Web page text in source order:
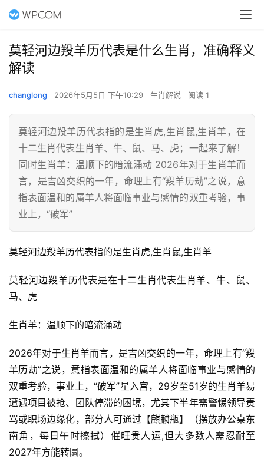
莫轻河边羖羊历代表是什么生肖，准确释义
解读
changlong 2026年5月5日 下午10:29 生肖解说 阅读 1
莫轻河边羖羊历代表指的是生肖虎,生肖鼠,生肖羊，在
十二生肖代表生肖羊、牛、鼠、马、虎；一起来了解！
同时生肖羊：温顺下的暗流涌动 2026年对于生肖羊而
言，是吉凶交织的一年，命理上有“羖羊历劫”之说，意
指表面温和的属羊人将面临事业与感情的双重考验，事
业上，“破军”
莫轻河边羖羊历代表指的是生肖虎,生肖鼠,生肖羊
莫轻河边羖羊历代表是在十二生肖代表生肖羊、牛、鼠、
马、虎
生肖羊：温顺下的暗流涌动
2026年对于生肖羊而言，是吉凶交织的一年，命理上有“羖
羊历劫”之说，意指表面温和的属羊人将面临事业与感情的
双重考验，事业上，“破军”星入宫，29岁至51岁的生肖羊易
遭遇项目被抢、团队停滞的困境，尤其下半年需警惕领导责
骂或职场边缘化，部分人可通过【麒麟瓶】（摆放办公桌东
南角，每日午时擦拭）催旺贵人运,但大多数人需忍耐至
2027年方能转圜。